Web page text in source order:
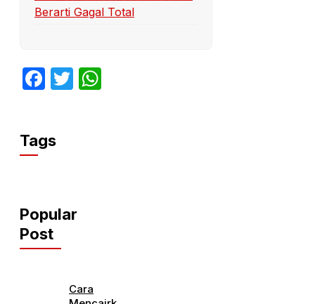
Berarti Gagal Total
Facebook
Twitter
Tags
Popular
Post
Cara